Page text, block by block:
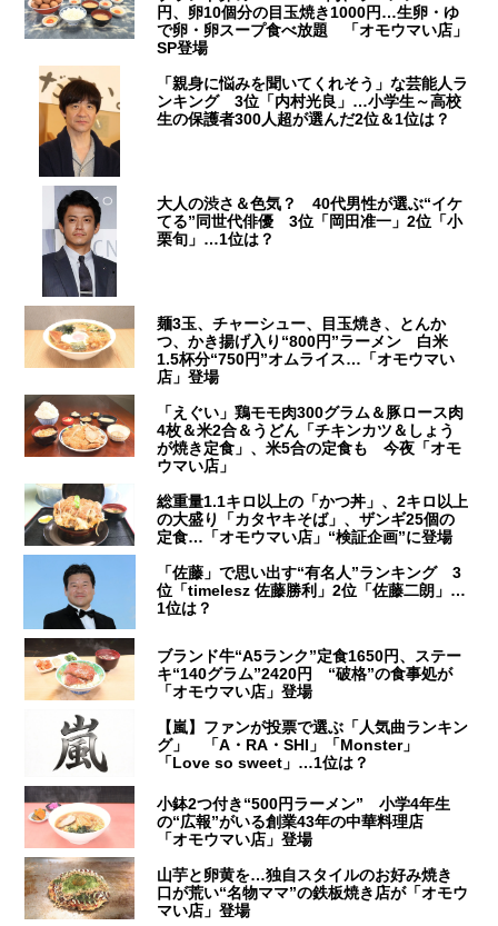
円、卵10個分の目玉焼き1000円…生卵・ゆ
で卵・卵スープ食べ放題 「オモウマい店」
SP登場
「親身に悩みを聞いてくれそう」な芸能人ラ
ンキング 3位「内村光良」…小学生～高校
生の保護者300人超が選んだ2位＆1位は？
大人の渋さ＆色気？ 40代男性が選ぶ“イケ
てる”同世代俳優 3位「岡田准一」2位「小
栗旬」…1位は？
麺3玉、チャーシュー、目玉焼き、とんか
つ、かき揚げ入り“800円”ラーメン 白米
1.5杯分“750円”オムライス…「オモウマい
店」登場
「えぐい」鶏モモ肉300グラム＆豚ロース肉
4枚＆米2合＆うどん「チキンカツ＆しょう
が焼き定食」、米5合の定食も 今夜「オモ
ウマい店」
総重量1.1キロ以上の「かつ丼」、2キロ以上
の大盛り「カタヤキそば」、ザンギ25個の
定食…「オモウマい店」“検証企画”に登場
「佐藤」で思い出す“有名人”ランキング 3
位「timelesz 佐藤勝利」2位「佐藤二朗」…
1位は？
ブランド牛“A5ランク”定食1650円、ステー
キ“140グラム”2420円 “破格”の食事処が
「オモウマい店」登場
【嵐】ファンが投票で選ぶ「人気曲ランキン
グ」 「A・RA・SHI」「Monster」
「Love so sweet」…1位は？
小鉢2つ付き“500円ラーメン” 小学4年生
の“広報”がいる創業43年の中華料理店
「オモウマい店」登場
山芋と卵黄を…独自スタイルのお好み焼き
口が荒い“名物ママ”の鉄板焼き店が「オモウ
マい店」登場